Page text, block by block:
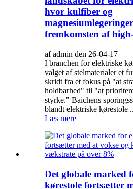
hvor kulfiber og
fremkomsten af
af admin den 26-04-17
I branchen for elektriske
valget af stelmaterialer et
skridt fra et fokus på "at
holdbarhed" til "at
styrke." Baichens
blandt elektriske kørestole
Læs mere
Det globale marked
kørestole fortsætter